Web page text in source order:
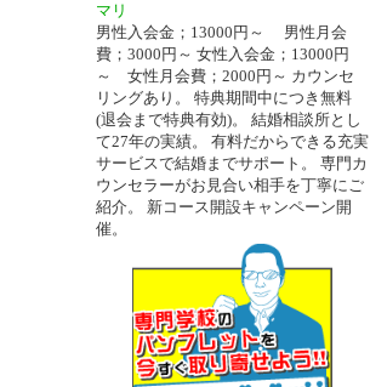
マリ
男性入会金；13000円～ 男性月会
費；3000円～ 女性入会金；13000円
～ 女性月会費；2000円～ カウンセ
リングあり。 特典期間中につき無料
(退会まで特典有効)。 結婚相談所とし
て27年の実績。 有料だからできる充実
サービスで結婚までサポート。 専門カ
ウンセラーがお見合い相手を丁寧にご
紹介。 新コース開設キャンペーン開
催。